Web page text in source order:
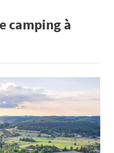
camping à